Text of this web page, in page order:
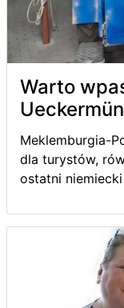
Warto
Meklemburgia-
dla turystów,
ostatni niemiecki